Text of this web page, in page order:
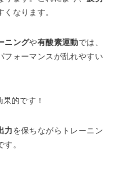
なります。
ニングや有酸素運動では、
フォーマンスが乱れやすい
的です！
力を保ちながらトレーニン
。